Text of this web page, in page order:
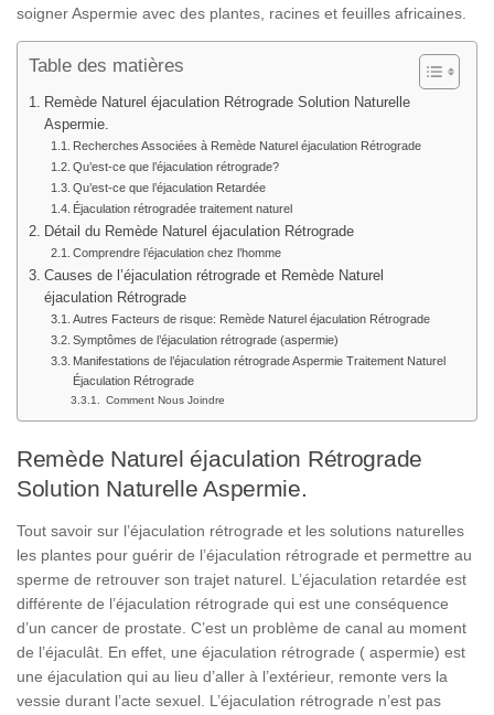
soigner Aspermie avec des plantes, racines et feuilles africaines.
Table des matières
Remède Naturel éjaculation Rétrograde Solution Naturelle
Aspermie.
Recherches Associées à Remède Naturel éjaculation Rétrograde
Qu’est-ce que l’éjaculation rétrograde?
Qu’est-ce que l’éjaculation Retardée
Éjaculation rétrogradée traitement naturel
Détail du Remède Naturel éjaculation Rétrograde
Comprendre l’éjaculation chez l’homme
Causes de l’éjaculation rétrograde et Remède Naturel
éjaculation Rétrograde
Autres Facteurs de risque: Remède Naturel éjaculation Rétrograde
Symptômes de l’éjaculation rétrograde (aspermie)
Manifestations de l’éjaculation rétrograde Aspermie Traitement Naturel
Éjaculation Rétrograde
Comment Nous Joindre
Remède Naturel éjaculation Rétrograde
Solution Naturelle Aspermie.
Tout savoir sur l’éjaculation rétrograde et les solutions naturelles
les plantes pour guérir de l’éjaculation rétrograde et permettre au
sperme de retrouver son trajet naturel. L’éjaculation retardée est
différente de l’éjaculation rétrograde qui est une conséquence
d’un cancer de prostate. C’est un problème de canal au moment
de l’éjaculât. En effet, une éjaculation rétrograde ( aspermie) est
une éjaculation qui au lieu d’aller à l’extérieur, remonte vers la
vessie durant l’acte sexuel. L’éjaculation rétrograde n’est pas